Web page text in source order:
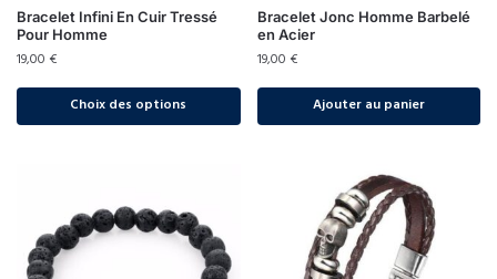
Bracelet Infini En Cuir Tressé
Pour Homme
19,00 €
Choix des options
Bracelet Jonc Homme Barbelé
en Acier
19,00 €
Ajouter au panier